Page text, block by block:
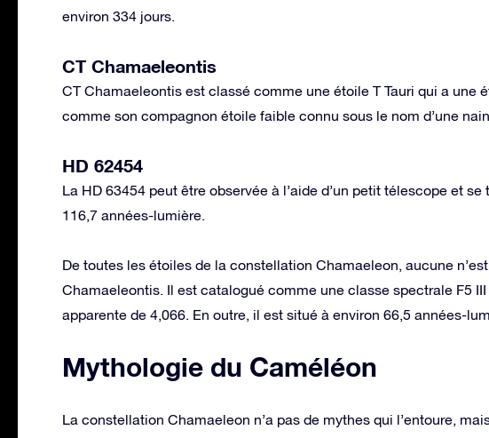
environ 334 jours.
CT Chamaeleontis
CT Chamaeleontis est classé comme une étoile T Tauri qui a une
comme son compagnon étoile faible connu sous le nom d’une
HD 62454
La HD 63454 peut être observée à l’aide d’un petit télescope et
116,7 années-lumière.
De toutes les étoiles de la constellation Chamaeleon, aucune
Chamaeleontis. Il est catalogué comme une classe spectrale F5
apparente de 4,066. En outre, il est situé à environ 66,5 années-
Mythologie du Caméléon
La constellation Chamaeleon n’a pas de mythes qui l’entoure,